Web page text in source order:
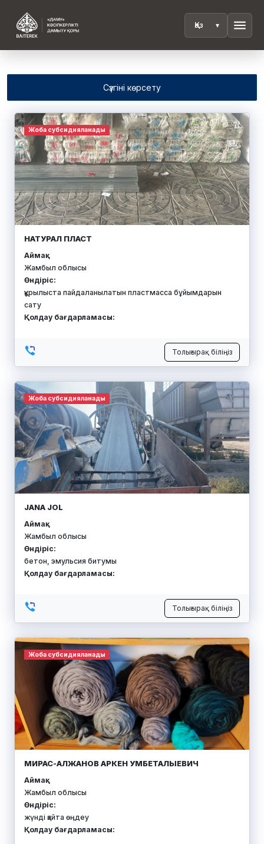
menu
Сүзгіні көрсету
Жоба субсидияланады
НАТУРАЛ ПЛАСТ
Аймақ:
Жамбыл облысы
Өндіріс:
құрылыста пайдаланылатын пластмасса бұйымдарын
сату
Қолдау бағдарламасы:
Толығырақ біліңіз
Жоба субсидияланады
JANA JOL
Аймақ:
Жамбыл облысы
Өндіріс:
бетон, эмульсия битумы
Қолдау бағдарламасы:
Толығырақ біліңіз
Жоба субсидияланады
МИРАС-АЛЖАНОВ АРКЕН УМБЕТАЛЫЕВИЧ
Аймақ:
Жамбыл облысы
Өндіріс:
жүнді қайта өңдеу
Қолдау бағдарламасы: